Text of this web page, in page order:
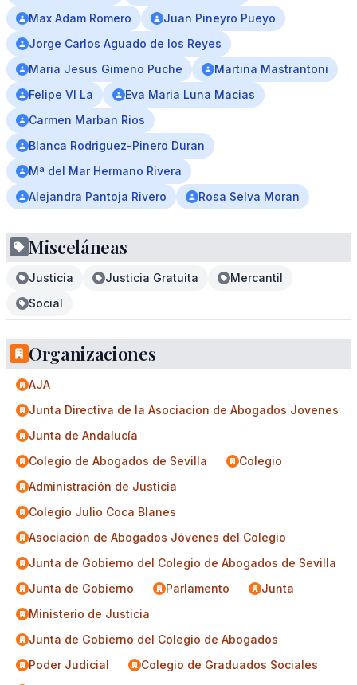
Max Adam Romero
Juan Pineyro Pueyo
Jorge Carlos Aguado de los Reyes
Maria Jesus Gimeno Puche
Martina Mastrantoni
Felipe VI La
Eva Maria Luna Macias
Carmen Marban Rios
Blanca Rodriguez-Pinero Duran
Mª del Mar Hermano Rivera
Alejandra Pantoja Rivero
Rosa Selva Moran
Misceláneas
Justicia Justicia Gratuita
Mercantil
Social
Organizaciones
AJA
Junta Directiva de la Asociacion de Abogados Jovenes
Junta de Andalucía
Colegio de Abogados de Sevilla
Colegio
Administración de Justicia
Colegio Julio Coca Blanes
Asociación de Abogados Jóvenes del Colegio
Junta de Gobierno del Colegio de Abogados de Sevilla
Junta de Gobierno
Parlamento
Junta
Ministerio de Justicia
Junta de Gobierno del Colegio de Abogados
Poder Judicial
Colegio de Graduados Sociales